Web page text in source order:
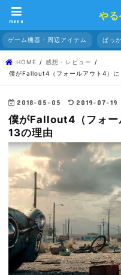
や
menu
ゲーム機器・周辺アイテム ぱっ
HOME
感想・レビュー
僕がFallout4（フォールアウト4）に
2018-05-05 2019-07-19
僕がFallout4（フォー
13の理由